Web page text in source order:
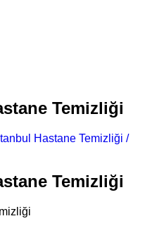
Temizliği
Hastane Temizliği /
Temizliği